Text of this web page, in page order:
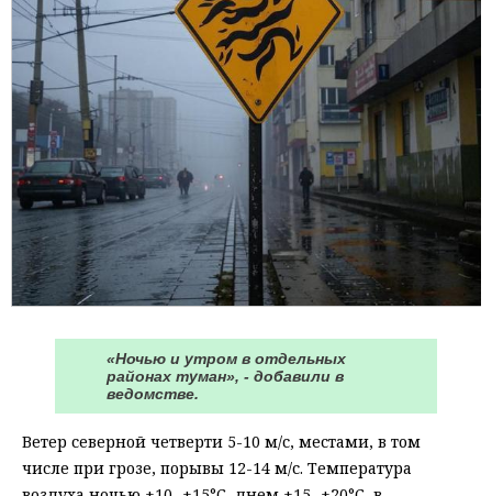
«Ночью и утром в отдельных
районах туман», - добавили в
ведомстве.
Ветер северной четверти 5-10 м/с, местами, в том
числе при грозе, порывы 12-14 м/с. Температура